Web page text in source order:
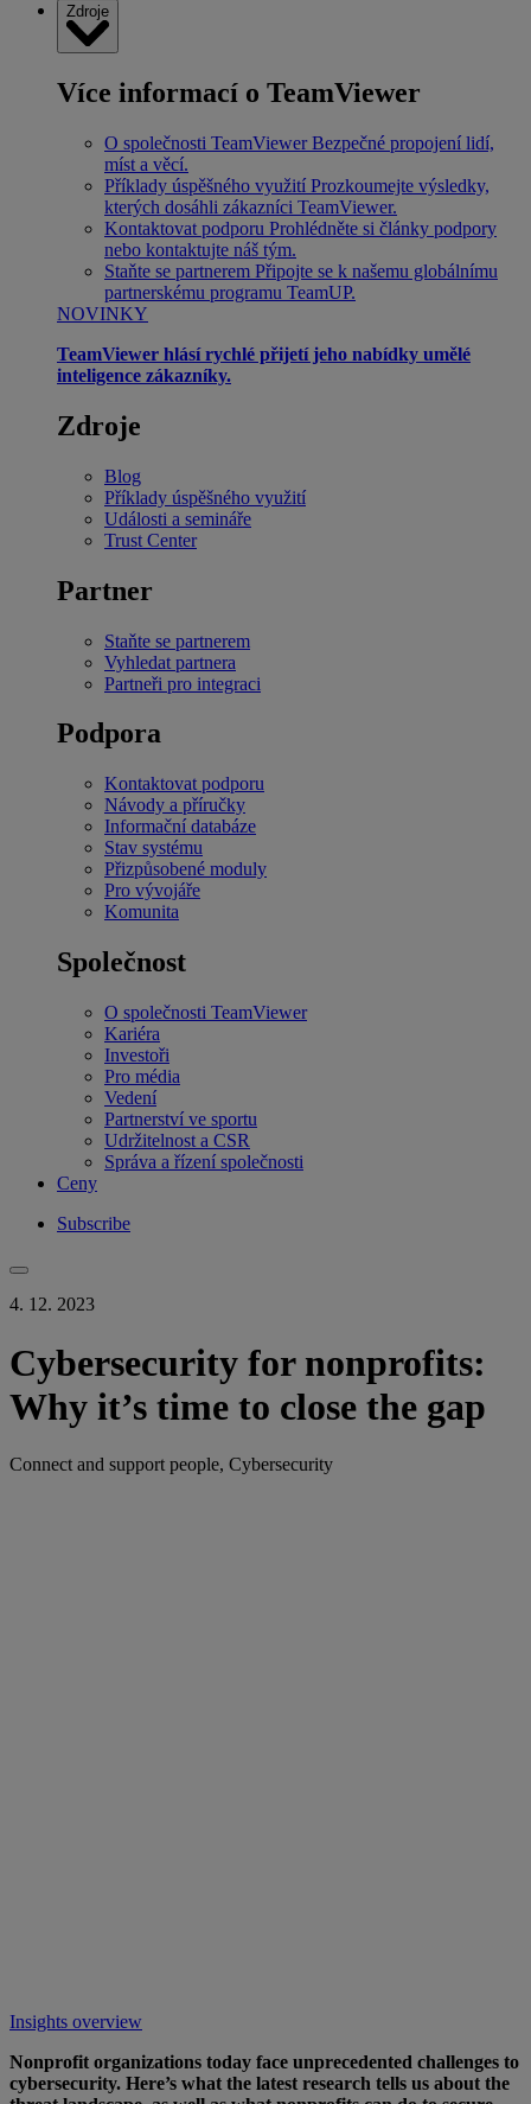
Zdroje
Více informací o TeamViewer
O společnosti TeamViewer Bezpečné propojení lidí,
míst a věcí.
Příklady úspěšného využití Prozkoumejte výsledky,
kterých dosáhli zákazníci TeamViewer.
Kontaktovat podporu Prohlédněte si články podpory
nebo kontaktujte náš tým.
Staňte se partnerem Připojte se k našemu globálnímu
partnerskému programu TeamUP.
NOVINKY
TeamViewer hlásí rychlé přijetí jeho nabídky umělé
inteligence zákazníky.
Zdroje
Blog
Příklady úspěšného využití
Události a semináře
Trust Center
Partner
Staňte se partnerem
Vyhledat partnera
Partneři pro integraci
Podpora
Kontaktovat podporu
Návody a příručky
Informační databáze
Stav systému
Přizpůsobené moduly
Pro vývojáře
Komunita
Společnost
O společnosti TeamViewer
Kariéra
Investoři
Pro média
Vedení
Partnerství ve sportu
Udržitelnost a CSR
Správa a řízení společnosti
Ceny
Subscribe
4. 12. 2023
Cybersecurity for nonprofits:
Why it’s time to close the gap
Connect and support people, Cybersecurity
Insights overview
Nonprofit organizations today face unprecedented challenges to
cybersecurity. Here’s what the latest research tells us about the